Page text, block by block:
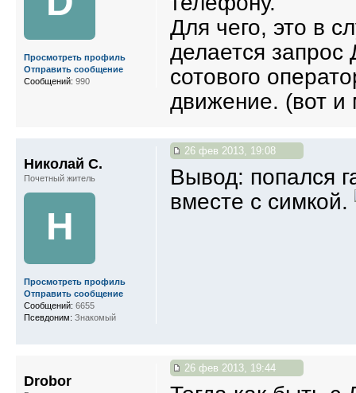
Для чего, это в
делается
сотового
движение. (вот
Просмотреть профиль
Отправить сообщение
Сообщений: 990
26 фев 2013, 19:08
Вывод: попался
вместе с симкой.
Николай С.
Почетный житель
Н
Просмотреть профиль
Отправить сообщение
Сообщений: 6655
Псевдоним: Знакомый
26 фев 2013, 19:44
Drobor